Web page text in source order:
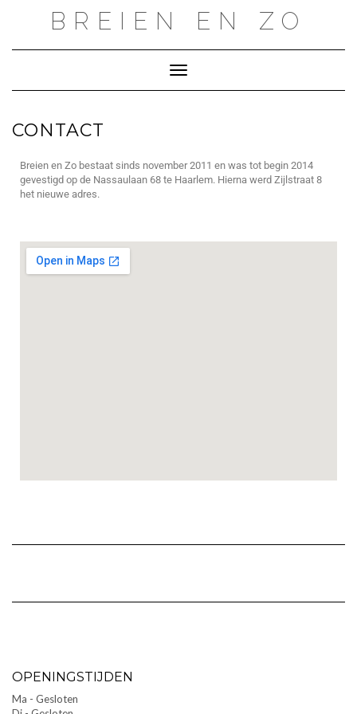
BREIEN EN ZO
Toggle navigatie
CONTACT
Breien en Zo bestaat sinds november 2011 en was tot begin 2014
gevestigd op de Nassaulaan 68 te Haarlem. Hierna werd Zijlstraat 8
het nieuwe adres.
OPENINGSTIJDEN
Ma - Gesloten